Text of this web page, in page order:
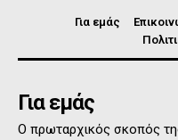
Για εμάς
Για εμάς
Ο πρωταρχικός σκοπός